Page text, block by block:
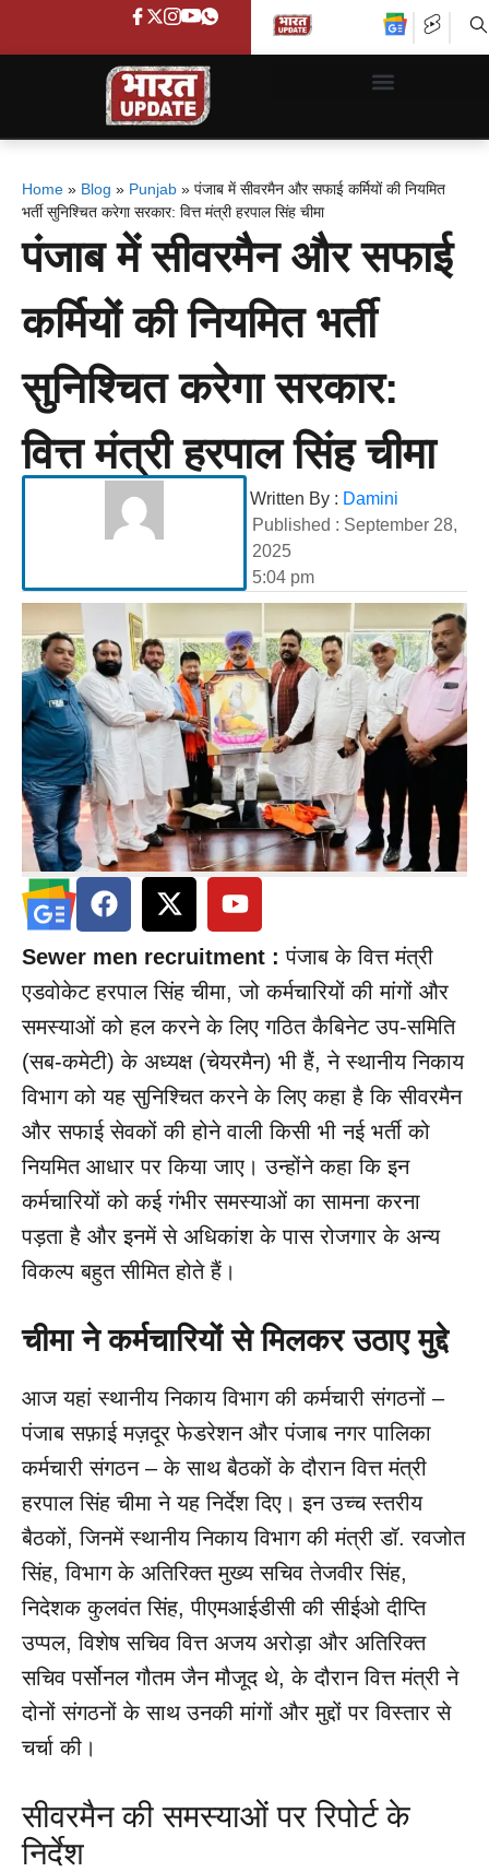
Home » Blog » Punjab » पंजाब में सीवरमैन और सफाई कर्मियों की नियमित
भर्ती सुनिश्चित करेगा सरकार: वित्त मंत्री हरपाल सिंह चीमा
पंजाब में सीवरमैन और सफाई
कर्मियों की नियमित भर्ती
सुनिश्चित करेगा सरकार:
वित्त मंत्री हरपाल सिंह चीमा
Written By : Damini
Published : September 28,
2025
5:04 pm
Sewer men recruitment :पंजाब के वित्त मंत्री
एडवोकेट हरपाल सिंह चीमा, जो कर्मचारियों की मांगों और
समस्याओं को हल करने के लिए गठित कैबिनेट उप-समिति
(सब-कमेटी) के अध्यक्ष (चेयरमैन) भी हैं, ने स्थानीय निकाय
विभाग को यह सुनिश्चित करने के लिए कहा है कि सीवरमैन
और सफाई सेवकों की होने वाली किसी भी नई भर्ती को
नियमित आधार पर किया जाए। उन्होंने कहा कि इन
कर्मचारियों को कई गंभीर समस्याओं का सामना करना
पड़ता है और इनमें से अधिकांश के पास रोजगार के अन्य
विकल्प बहुत सीमित होते हैं।
चीमा ने कर्मचारियों से मिलकर उठाए मुद्दे
आज यहां स्थानीय निकाय विभाग की कर्मचारी संगठनों –
पंजाब सफ़ाई मज़दूर फेडरेशन और पंजाब नगर पालिका
कर्मचारी संगठन – के साथ बैठकों के दौरान वित्त मंत्री
हरपाल सिंह चीमा ने यह निर्देश दिए। इन उच्च स्तरीय
बैठकों, जिनमें स्थानीय निकाय विभाग की मंत्री डॉ. रवजोत
सिंह, विभाग के अतिरिक्त मुख्य सचिव तेजवीर सिंह,
निदेशक कुलवंत सिंह, पीएमआईडीसी की सीईओ दीप्ति
उप्पल, विशेष सचिव वित्त अजय अरोड़ा और अतिरिक्त
सचिव पर्सोनल गौतम जैन मौजूद थे, के दौरान वित्त मंत्री ने
दोनों संगठनों के साथ उनकी मांगों और मुद्दों पर विस्तार से
चर्चा की।
सीवरमैन की समस्याओं पर रिपोर्ट के
निर्देश